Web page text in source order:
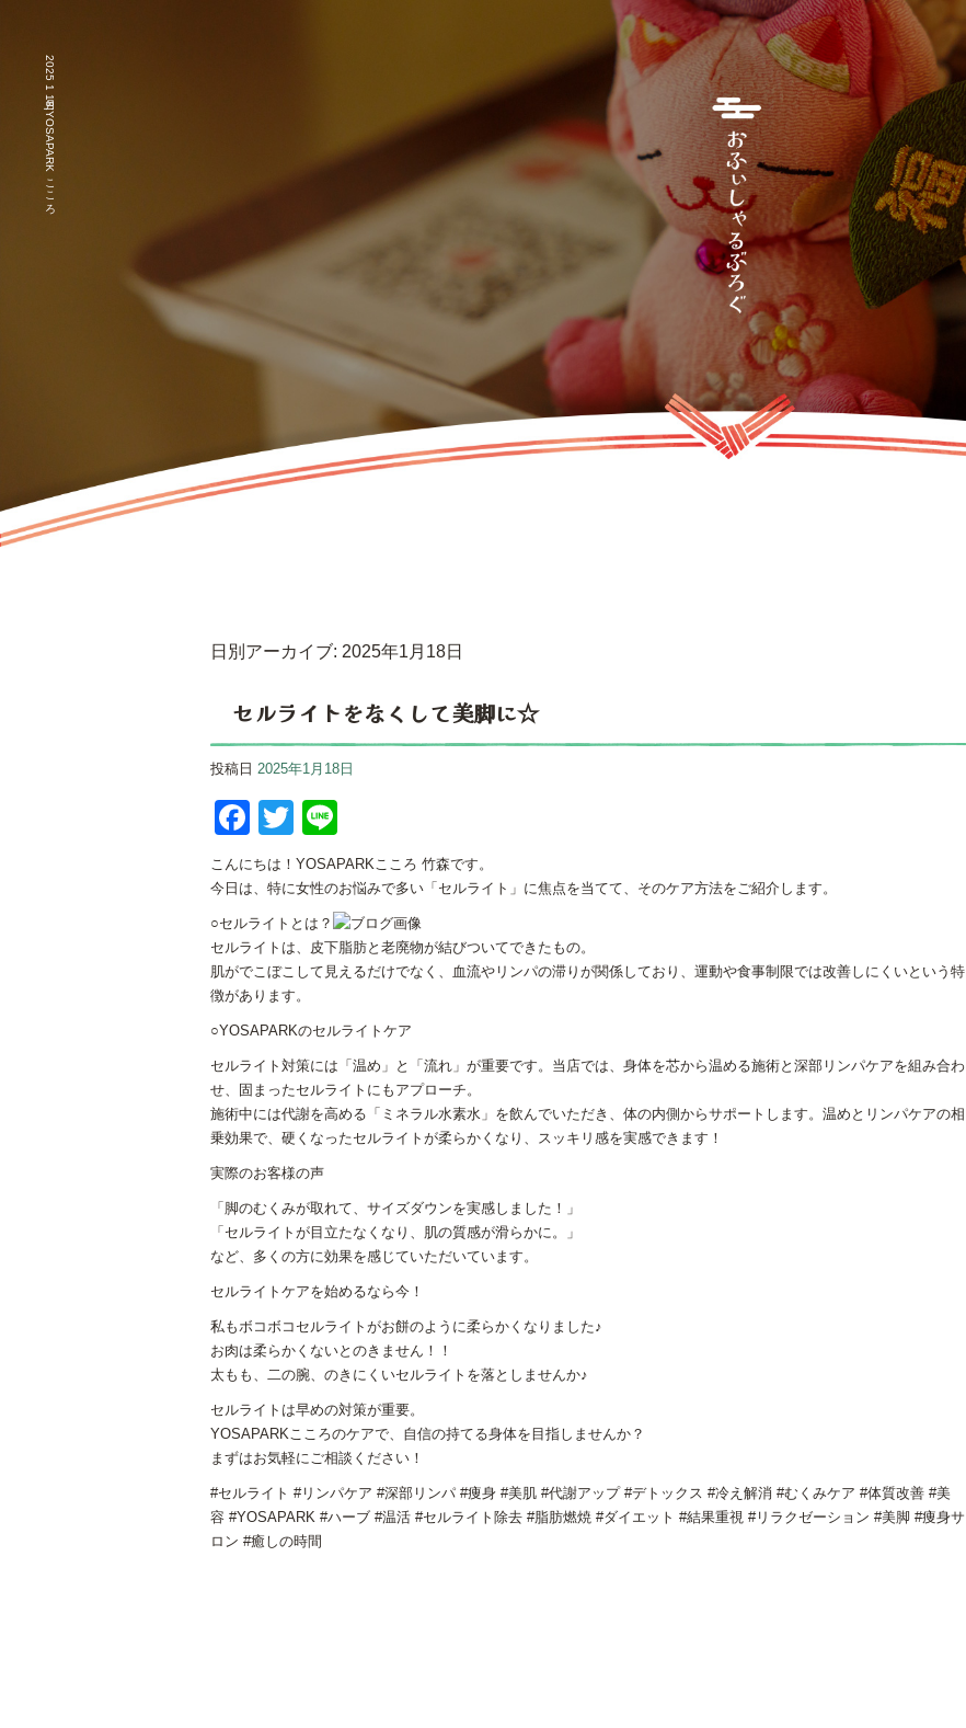
2025 1月 18|YOSAPARKこころ
日別アーカイブ: 2025年1月18日
セルライトをなくして美脚に☆
投稿日 2025年1月18日
Facebook
Twitter
こんにちは！YOSAPARKこころ 竹森です。
今日は、特に女性のお悩みで多い「セルライト」に焦点を当てて、そのケア方法をご紹介します。
○セルライトとは？
セルライトは、皮下脂肪と老廃物が結びついてできたもの。
肌がでこぼこして見えるだけでなく、血流やリンパの滞りが関係しており、運動や食事制限では改善しにくいという特
徴があります。
○YOSAPARKのセルライトケア
セルライト対策には「温め」と「流れ」が重要です。当店では、身体を芯から温める施術と深部リンパケアを組み合わ
せ、固まったセルライトにもアプローチ。
施術中には代謝を高める「ミネラル水素水」を飲んでいただき、体の内側からサポートします。温めとリンパケアの相
乗効果で、硬くなったセルライトが柔らかくなり、スッキリ感を実感できます！
実際のお客様の声
「脚のむくみが取れて、サイズダウンを実感しました！」
「セルライトが目立たなくなり、肌の質感が滑らかに。」
など、多くの方に効果を感じていただいています。
セルライトケアを始めるなら今！
私もボコボコセルライトがお餅のように柔らかくなりました♪
お肉は柔らかくないとのきません！！
太もも、二の腕、のきにくいセルライトを落としませんか♪
セルライトは早めの対策が重要。
YOSAPARKこころのケアで、自信の持てる身体を目指しませんか？
まずはお気軽にご相談ください！
#セルライト #リンパケア #深部リンパ #痩身 #美肌 #代謝アップ #デトックス #冷え解消 #むくみケア #体質改善 #美
容 #YOSAPARK #ハーブ #温活 #セルライト除去 #脂肪燃焼 #ダイエット #結果重視 #リラクゼーション #美脚 #痩身サ
ロン #癒しの時間